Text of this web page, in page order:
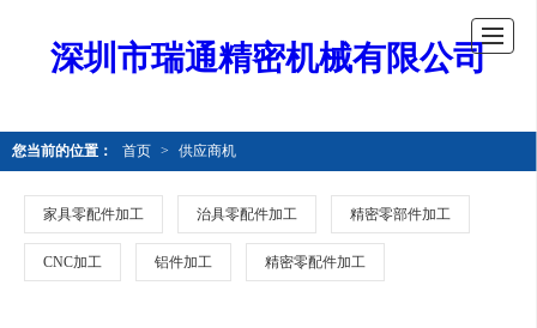
深圳市瑞通精密机械有限公司
您当前的位置： 首页 > 供应商机
家具零配件加工 治具零配件加工 精密零部件加工
CNC加工 铝件加工 精密零配件加工